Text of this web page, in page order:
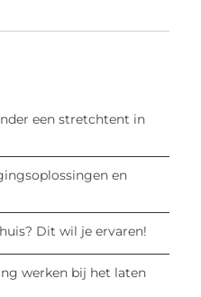
een stretchtent in
en
Dit wil je ervaren!
werken bij het laten